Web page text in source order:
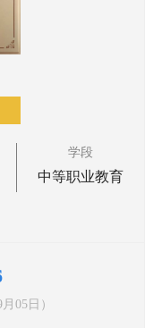
学段
中等职业教育
05日）